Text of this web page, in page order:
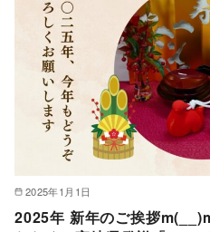
2025年1月1日
2025年 新年のご挨拶